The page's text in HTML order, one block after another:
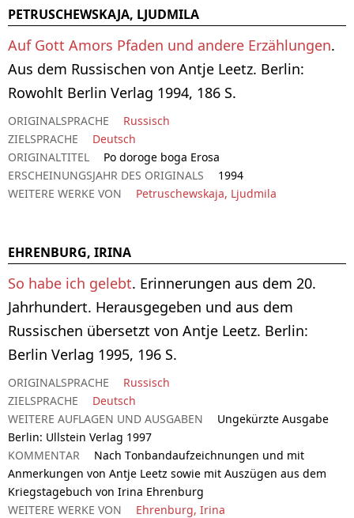
PETRUSCHEWSKAJA, LJUDMILA
Auf Gott Amors Pfaden und andere Erzählungen.
Aus dem Russischen von Antje Leetz. Berlin:
Rowohlt Berlin Verlag 1994, 186 S.
ORIGINALSPRACHE
Russisch
ZIELSPRACHE
Deutsch
ORIGINALTITEL
Po doroge boga Erosa
ERSCHEINUNGSJAHR DES ORIGINALS
1994
WEITERE WERKE VON
Petruschewskaja, Ljudmila
EHRENBURG, IRINA
So habe ich gelebt. Erinnerungen aus dem 20.
Jahrhundert. Herausgegeben und aus dem
Russischen übersetzt von Antje Leetz. Berlin:
Berlin Verlag 1995, 196 S.
ORIGINALSPRACHE
Russisch
ZIELSPRACHE
Deutsch
WEITERE AUFLAGEN UND AUSGABEN
Ungekürzte Ausgabe
Berlin: Ullstein Verlag 1997
KOMMENTAR
Nach Tonbandaufzeichnungen und mit
Anmerkungen von Antje Leetz sowie mit Auszügen aus dem
Kriegstagebuch von Irina Ehrenburg
WEITERE WERKE VON
Ehrenburg, Irina